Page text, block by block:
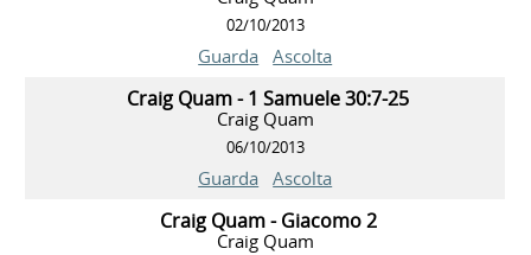
02/10/2013
Guarda Ascolta
Craig Quam - 1 Samuele 30:7-25
Craig Quam
06/10/2013
Guarda Ascolta
Craig Quam - Giacomo 2
Craig Quam